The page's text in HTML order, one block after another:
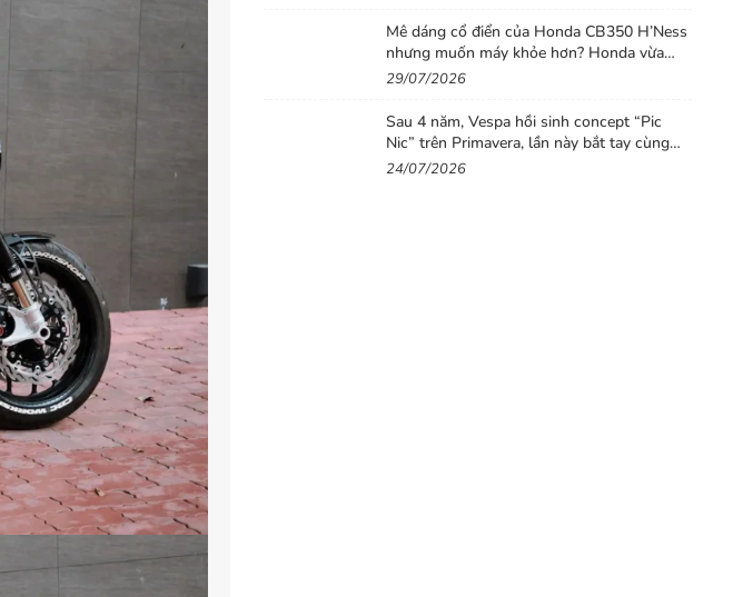
Mê dáng cổ điển của Honda CB350 H’Ness
nhưng muốn máy khỏe hơn? Honda vừa
tung ra lời giải với CB500 mới
29/07/2026
Sau 4 năm, Vespa hồi sinh concept “Pic
Nic” trên Primavera, lần này bắt tay cùng
thương hiệu thời trang Gigi
24/07/2026